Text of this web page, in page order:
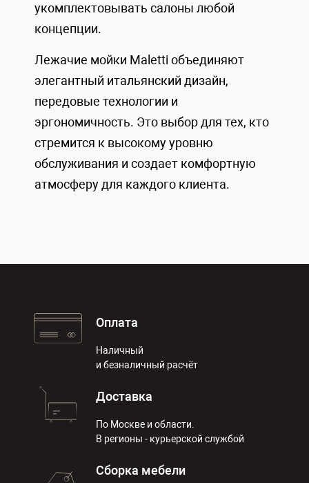
укомплектовывать салоны любой
концепции.
Лежачие мойки Maletti объединяют
элегантный итальянский дизайн,
передовые технологии и
эргономичность. Это выбор для тех, кто
стремится к высокому уровню
обслуживания и создает комфортную
атмосферу для каждого клиента.
Оплата
Наличный
и безналичный расчёт
Доставка
По Москве и области.
В регионы - курьерской службой
Сборка мебели